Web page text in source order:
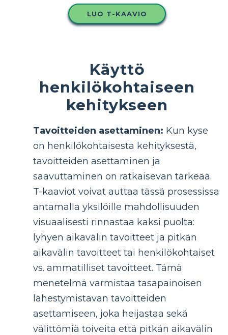
LUO T-KAAVIO
Käyttö
henkilökohtaiseen
kehitykseen
Tavoitteiden asettaminen: Kun kyse
on henkilökohtaisesta kehityksestä,
tavoitteiden asettaminen ja
saavuttaminen on ratkaisevan tärkeää.
T-kaaviot voivat auttaa tässä prosessissa
antamalla yksilöille mahdollisuuden
visuaalisesti rinnastaa kaksi puolta:
lyhyen aikavälin tavoitteet ja pitkän
aikavälin tavoitteet tai henkilökohtaiset
vs. ammatilliset tavoitteet. Tämä
menetelmä varmistaa tasapainoisen
lähestymistavan tavoitteiden
asettamiseen, joka heijastaa sekä
välittömiä toiveita että pitkän aikavälin